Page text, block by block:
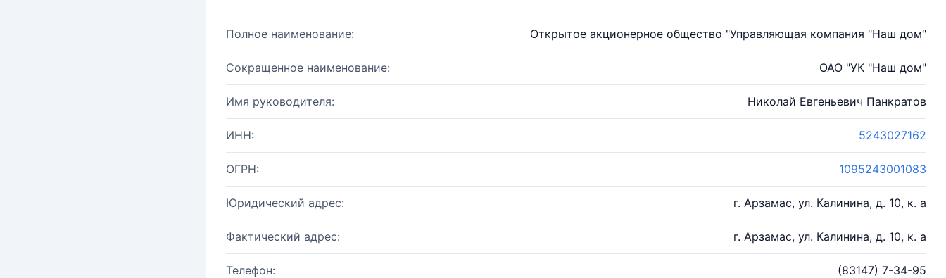
Полное наименование: Открытое акционерное общество "Управляющая компания "Наш дом"
Сокращенное наименование: ОАО "УК "Наш дом"
Имя руководителя: Николай Евгеньевич Панкратов
ИНН: 5243027162
ОГРН: 1095243001083
Юридический адрес: г. Арзамас, ул. Калинина, д. 10, к. а
Фактический адрес: г. Арзамас, ул. Калинина, д. 10, к. а
Телефон: (83147) 7-34-95